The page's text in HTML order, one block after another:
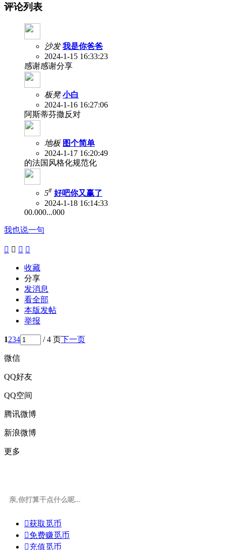
评论列表
沙发 我是你爸爸
2024-1-15 16:33:23
感谢感谢分享
板凳 小白
2024-1-16 16:27:06
阿斯蒂芬撒反对
地板 图个简单
2024-1-17 16:20:49
的法国风格化规范化
5# 好吧你又赢了
2024-1-18 16:14:33
00.000...000
我也说一句
   
收藏
分享
发消息
看全部
本版发帖
举报
1234 / 4 页下一页
微信
QQ好友
QQ空间
腾讯微博
新浪微博
更多
亲,你打算干点什么呢...
获取觅币
免费赚觅币
充值觅币